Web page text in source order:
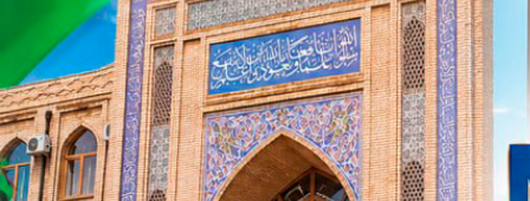
a
si
d